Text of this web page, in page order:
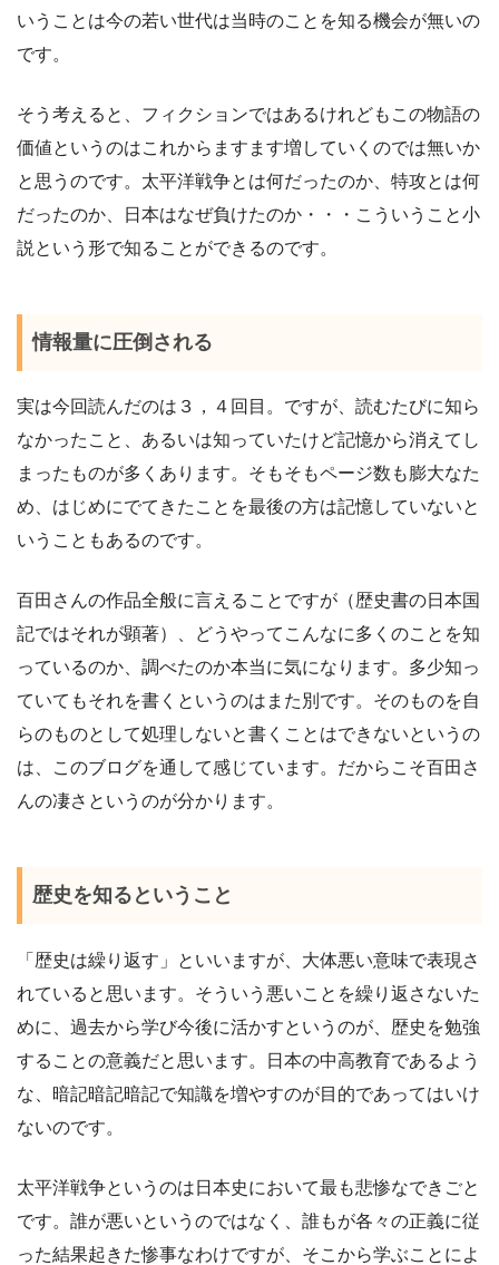
いうことは今の若い世代は当時のことを知る機会が無いの
です。
そう考えると、フィクションではあるけれどもこの物語の
価値というのはこれからますます増していくのでは無いか
と思うのです。太平洋戦争とは何だったのか、特攻とは何
だったのか、日本はなぜ負けたのか・・・こういうこと小
説という形で知ることができるのです。
情報量に圧倒される
実は今回読んだのは３，４回目。ですが、読むたびに知ら
なかったこと、あるいは知っていたけど記憶から消えてし
まったものが多くあります。そもそもページ数も膨大なた
め、はじめにでてきたことを最後の方は記憶していないと
いうこともあるのです。
百田さんの作品全般に言えることですが（歴史書の日本国
記ではそれが顕著）、どうやってこんなに多くのことを知
っているのか、調べたのか本当に気になります。多少知っ
ていてもそれを書くというのはまた別です。そのものを自
らのものとして処理しないと書くことはできないというの
は、このブログを通して感じています。だからこそ百田さ
んの凄さというのが分かります。
歴史を知るということ
「歴史は繰り返す」といいますが、大体悪い意味で表現さ
れていると思います。そういう悪いことを繰り返さないた
めに、過去から学び今後に活かすというのが、歴史を勉強
することの意義だと思います。日本の中高教育であるよう
な、暗記暗記暗記で知識を増やすのが目的であってはいけ
ないのです。
太平洋戦争というのは日本史において最も悲惨なできごと
です。誰が悪いというのではなく、誰もが各々の正義に従
った結果起きた惨事なわけですが、そこから学ぶことによ